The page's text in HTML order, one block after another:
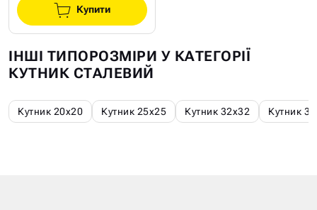
Купити
ІНШІ ТИПОРОЗМІРИ У КАТЕГОРІЇ
КУТНИК СТАЛЕВИЙ
Кутник 20х20 Кутник 25х25 Кутник 32х32 Кутник